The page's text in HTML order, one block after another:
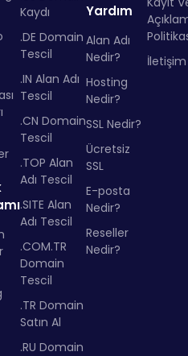
Kaydı
.DE Domain
Tescil
.IN Alan Adı
Tescil
.CN Domain
Tescil
.TOP Alan
Adı Tescil
.SITE Alan
Adı Tescil
.COM.TR
Domain
Tescil
.TR Domain
Satın Al
.RU Domain
Yardım
Alan Adı
Nedir?
Hosting
Nedir?
SSL Nedir?
Ücretsiz
SSL
E-posta
Nedir?
Reseller
Nedir?
İletişim